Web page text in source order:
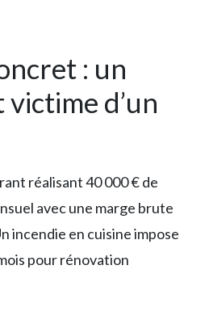
: un
d’un
réalisant 40 000 € de
avec une marge brute
incendie en cuisine impose
pour rénovation